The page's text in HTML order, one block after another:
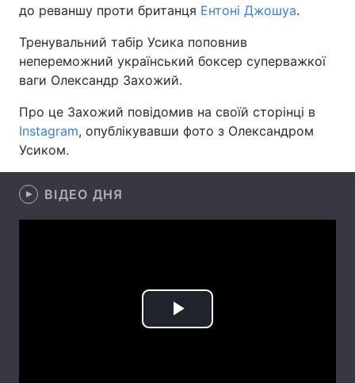
Спорт Наука
Зброя Інциденти
Цікавинки
до реваншу проти британця Ентоні Джошуа.
Тренувальний табір Усика поповнив
непереможний український боксер суперважкої
ваги Олександр Захожий.
Про це Захожий повідомив на своїй сторінці в
Instagram, опублікувавши фото з Олександром
Усиком.
ВІДЕО ДНЯ
Play